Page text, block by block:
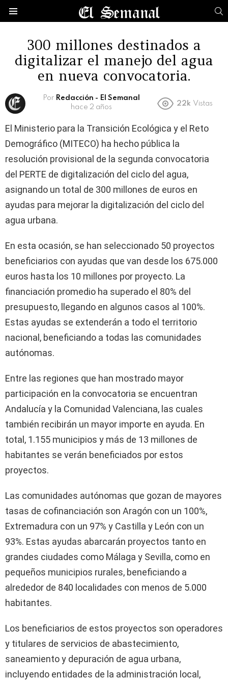
300 millones destinados a
digitalizar el manejo del agua
en nueva convocatoria.
Por Redacción - El Semanal
hace 2 años
22k Vistas
El Ministerio para la Transición Ecológica y el Reto
Demográfico (MITECO) ha hecho pública la
resolución provisional de la segunda convocatoria
del PERTE de digitalización del ciclo del agua,
asignando un total de 300 millones de euros en
ayudas para mejorar la digitalización del ciclo del
agua urbana.
En esta ocasión, se han seleccionado 50 proyectos
beneficiarios con ayudas que van desde los 675.000
euros hasta los 10 millones por proyecto. La
financiación promedio ha superado el 80% del
presupuesto, llegando en algunos casos al 100%.
Estas ayudas se extenderán a todo el territorio
nacional, beneficiando a todas las comunidades
autónomas.
Entre las regiones que han mostrado mayor
participación en la convocatoria se encuentran
Andalucía y la Comunidad Valenciana, las cuales
también recibirán un mayor importe en ayuda. En
total, 1.155 municipios y más de 13 millones de
habitantes se verán beneficiados por estos
proyectos.
Las comunidades autónomas que gozan de mayores
tasas de cofinanciación son Aragón con un 100%,
Extremadura con un 97% y Castilla y León con un
93%. Estas ayudas abarcarán proyectos tanto en
grandes ciudades como Málaga y Sevilla, como en
pequeños municipios rurales, beneficiando a
alrededor de 840 localidades con menos de 5.000
habitantes.
Los beneficiarios de estos proyectos son operadores
y titulares de servicios de abastecimiento,
saneamiento y depuración de agua urbana,
incluyendo entidades de la administración local,